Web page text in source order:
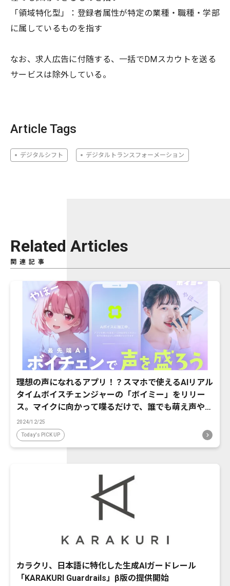
「領域特化型」：登録者属性が特定の業種・職種・学部
に属しているものを指す
なお、求人広告に付随する、一括でDMスカウトを送る
サービスは除外している。
Article Tags
デジタルシフト デジタルトランスフォーメーション
Related Articles
関連記事
理想の声になれるアプリ！？スマホで使えるAIリアル
タイムボイスチェンジャーの「ボイミー」をリリー
ス。マイクに向かって喋るだけで、誰でも萌え声やイ
ケボ風に音声変換が可能に。
2024/12/25
Today's PICK UP
カラクリ、日本語に特化した生成AIガードレール
「KARAKURI Guardrails」β版の提供開始